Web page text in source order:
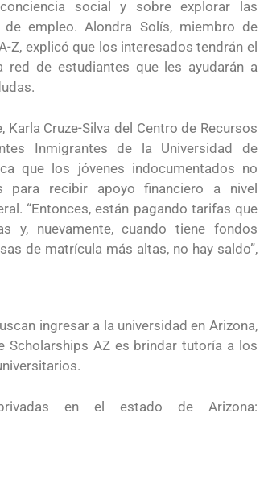
social y sobre explorar las
de empleo. Alondra Solís, miembro de
Z, explicó que los interesados tendrán el
red de estudiantes que les ayudarán a
Karla Cruze-Silva del Centro de Recursos
Inmigrantes de la Universidad de
que los jóvenes indocumentados no
para recibir apoyo financiero a nivel
“Entonces, están pagando tarifas que
y, nuevamente, cuando tiene fondos
de matrícula más altas, no hay saldo”,
ingresar a la universidad en Arizona,
AZ es brindar tutoría a los
en el estado de Arizona:
los cursos de construcción en
el Empleo
el examen de naturalización en EUA